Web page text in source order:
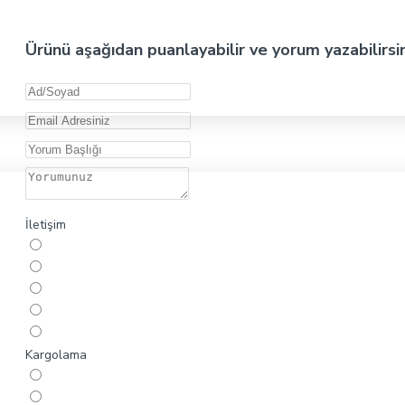
Ürünü aşağıdan puanlayabilir ve yorum
İletişim
Kargolama